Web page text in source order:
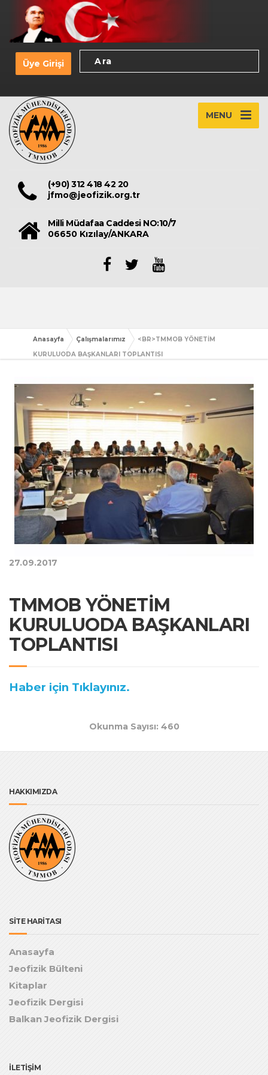
Üye Girişi
MENU
(+90) 312 418 42 20
jfmo@jeofizik.org.tr
Milli Müdafaa Caddesi NO:10/7
06650 Kızılay/ANKARA
Anasayfa Çalışmalarımız
<BR>TMMOB YÖNETİM
KURULUODA BAŞKANLARI TOPLANTISI
27.09.2017
TMMOB YÖNETİM
KURULUODA BAŞKANLARI
TOPLANTISI
Haber için Tıklayınız.
Okunma Sayısı: 460
HAKKIMIZDA
SİTE HARİTASI
Anasayfa
Jeofizik Bülteni
Kitaplar
Jeofizik Dergisi
Balkan Jeofizik Dergisi
İLETİŞİM